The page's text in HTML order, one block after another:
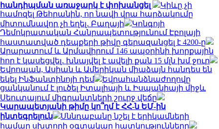
հանդիպման առաջարկ է փոխանցել
Կիևը չի
համոզել Թեհրանին, որ նավի վրա հարձակումը
միտումնավոր չի եղել․ Բաղայի
Կոնգոյի
Դեմոկրատական ​​Հանրապետությունում Էբոլայի
հաստատված դեպքերի թիվը գերազանցել է 4200-ը
Արարատում և Արմավիրում 146 ապօրինի խորքային
հոր է կասեցվել․ խնայվել է ավելի քան 15 մլն խմ ջուր
Եվրոպան, Ասիան և Ամերիկան ​​միաձայն հանդես են
եկել Ինֆանտինոյի դեմ
Եվրահանձնաժողովը
ցանկանում է լուծել Իտալիայի և Իսպանիայի միջև
Սեուտայում միգրանտների շուրջ վեճը
Կարապետյանի թիմը կո՞ղմ է ՀՀ-ն ԵՄ-ին
ինտեգրելուն
Սննդաբանը նշել է երիկամների
համար սխտորի օգտակար հատկությունները